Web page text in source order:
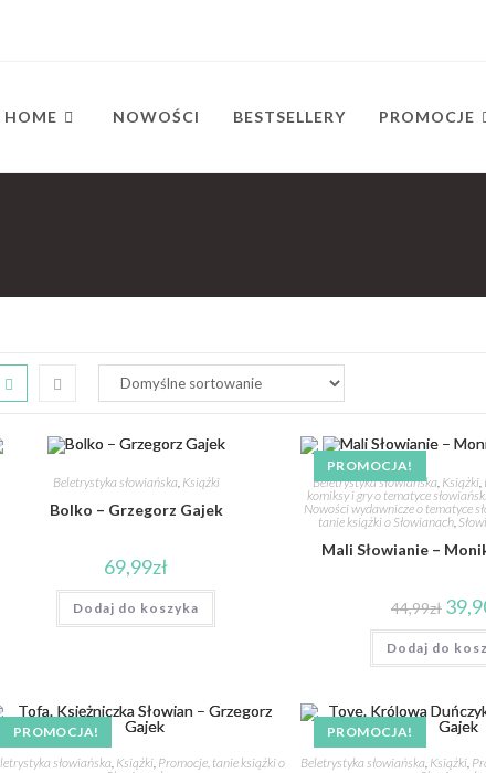
HOME NOWOŚCI BESTSELLERY PROMOCJE
Beletrystyka słowiańska, Książki
Bolko – Grzegorz Gajek
69,99zł
Dodaj do koszyka
PROMOCJA!
Beletrystyka słowiańska, Książki,
komiksy i gry o tematyce
Nowości wydawnicze o tematyce
tanie książki o Słowianach,
Mali Słowianie –
44,99zł
Dodaj do
PROMOCJA!
słowiańska Książki Promocje, tanie książki o
PROMOCJA!
Beletrystyka słowiańska Książki